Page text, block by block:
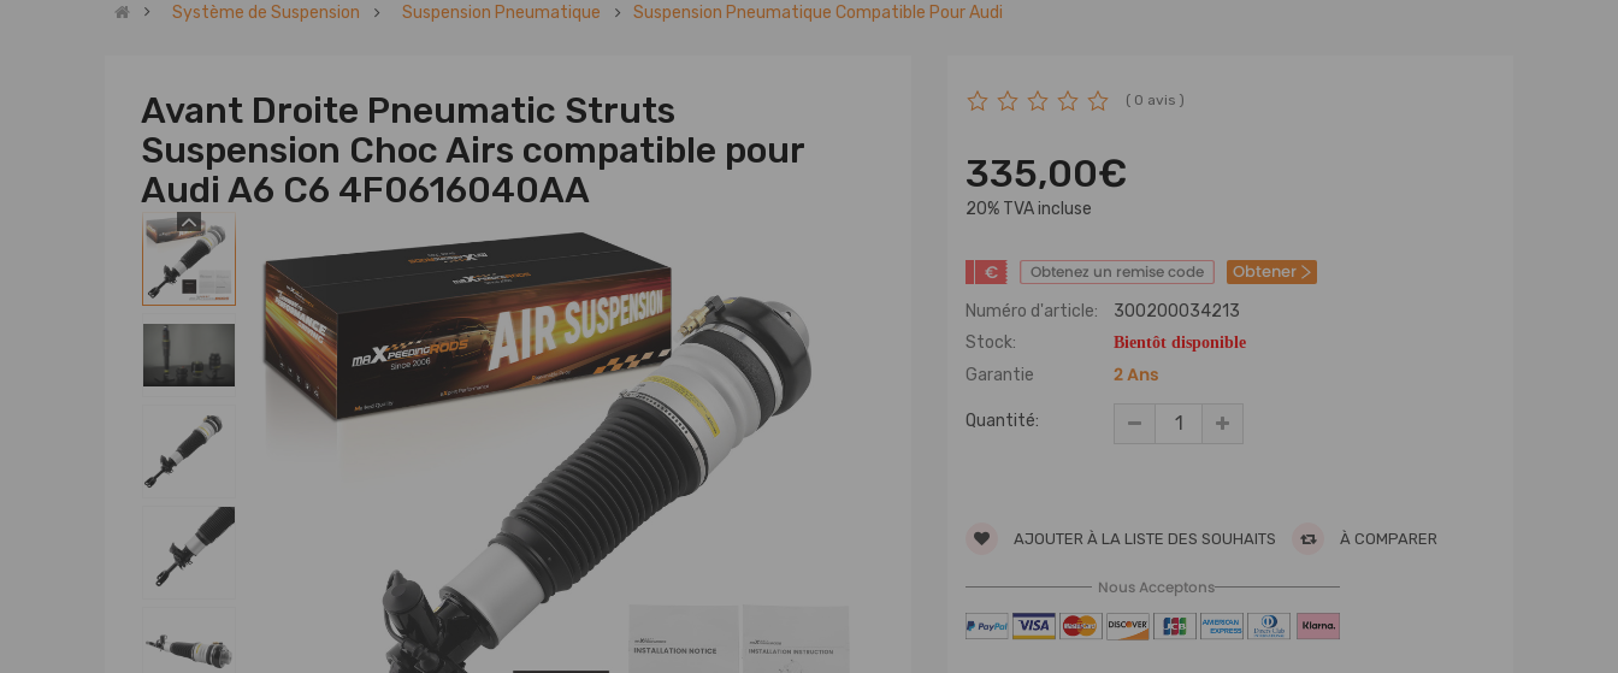
Système de Suspension Suspension Pneumatique Suspension Pneumatique Compatible Pour Audi
Avant Droite Pneumatic Struts
Suspension Choc Airs compatible pour
Audi A6 C6 4F0616040AA
( 0 avis )
335,00€
20% TVA incluse
€ Obtenez un remise code Obtener
Numéro d'article:
300200034213
Stock:
Bientôt disponible
Garantie 2 Ans
Quantité:
AJOUTER À LA LISTE DES SOUHAITS À COMPARER
Nous Acceptons